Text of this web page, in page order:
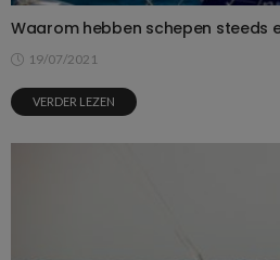
Waarom hebben schepen steeds
19/07/2021
VERDER LEZEN